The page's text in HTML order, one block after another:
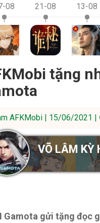
08 21-08 13-08
tặng
AFKMobi | 15/06/2021 |
VÕ LÂM KỲ
Gamota gửi tặng đọc